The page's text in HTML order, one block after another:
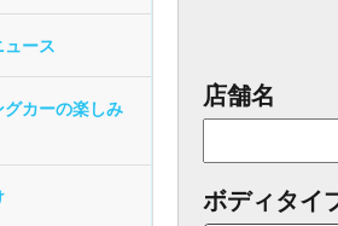
店舗名
ボディタイ
ュース
グカーの楽しみ